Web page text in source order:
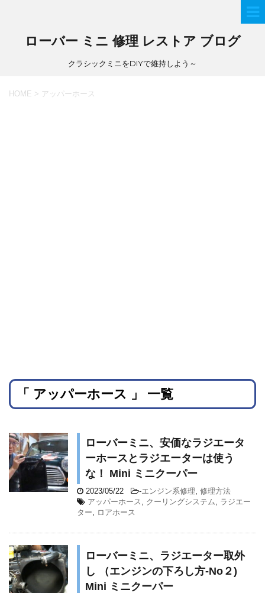
ローバー ミニ 修理 レストア ブログ
クラシックミニをDIYで維持しよう～
HOME > アッパーホース
「 アッパーホース 」 一覧
ローバーミニ、安価なラジエータ
ーホースとラジエーターは使う
な！ Mini ミニクーパー
2023/05/22 -エンジン系修理, 修理方法
アッパーホース , クーリングシステム, ラジエー
ター, ロアホース
ローバーミニ、ラジエーター取外
し （エンジンの下ろし方-No２)
Mini ミニクーパー